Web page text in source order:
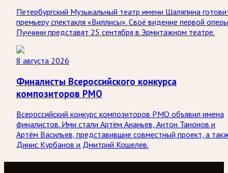
Петербургский Музыкальный театр имени Шаляпина
премьеру спектакля «Виллисы». Своё видение первой оперы
Пуччини представят 25 сентября в Эрмитажном театре.
8 августа 2026
Финалисты Всероссийского конкурса
композиторов РМО
Всероссийский конкурс композиторов РМО объявил имена
финалистов. Ими стали Артём Ананьев, Антон Танонов и
Артём Васильев, представившие совместный проект, а
Динис Курбанов и Дмитрий Кошелев.